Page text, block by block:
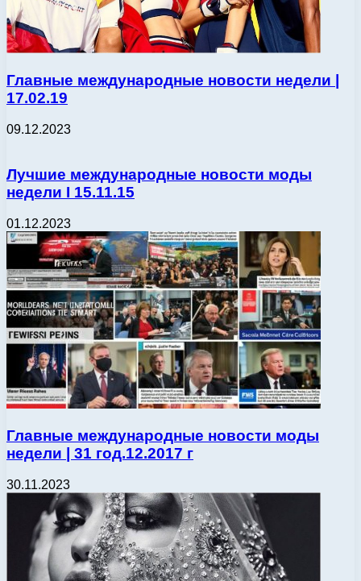
Главные международные новости недели |
17.02.19
09.12.2023
Лучшие международные новости моды
недели І 15.11.15
01.12.2023
Главные международные новости моды
недели | 31 год.12.2017 г
30.11.2023